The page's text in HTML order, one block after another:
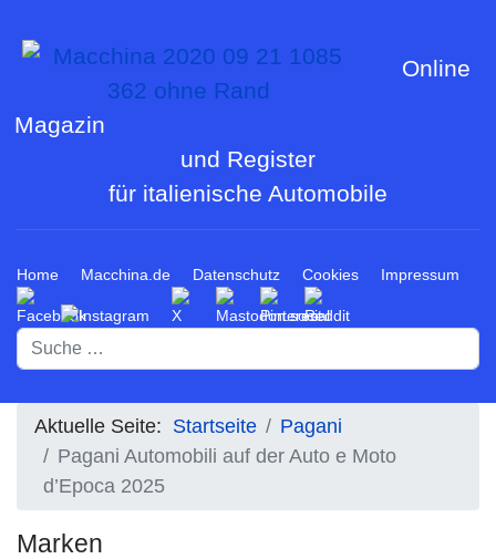
Online
Magazin
und Register
für italienische Automobile
Home Macchina.de Datenschutz Cookies Impressum
Suchen
Aktuelle Seite: Startseite
Pagani
Pagani Automobili auf der Auto e Moto
d’Epoca 2025
Marken